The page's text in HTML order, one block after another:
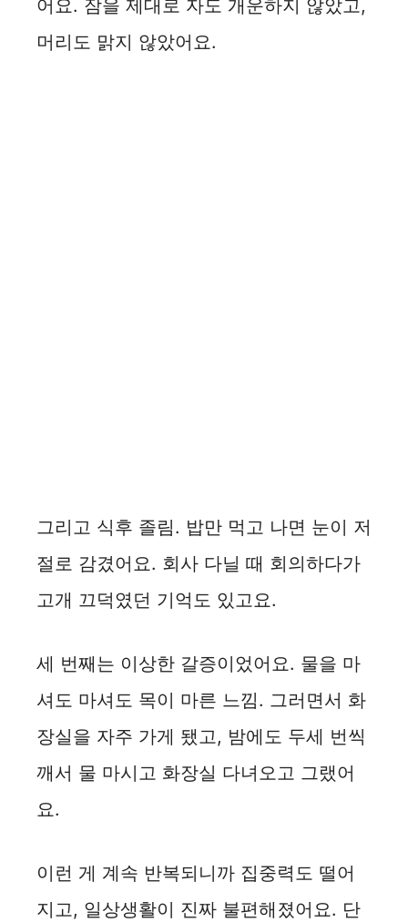
어요. 잠을 제대로 자도 개운하지 않았고,
머리도 맑지 않았어요.
그리고 식후 졸림. 밥만 먹고 나면 눈이 저
절로 감겼어요. 회사 다닐 때 회의하다가
고개 끄덕였던 기억도 있고요.
세 번째는 이상한 갈증이었어요. 물을 마
셔도 마셔도 목이 마른 느낌. 그러면서 화
장실을 자주 가게 됐고, 밤에도 두세 번씩
깨서 물 마시고 화장실 다녀오고 그랬어
요.
이런 게 계속 반복되니까 집중력도 떨어
지고, 일상생활이 진짜 불편해졌어요. 단